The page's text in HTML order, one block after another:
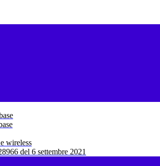
wireless
del 6 settembre 2021